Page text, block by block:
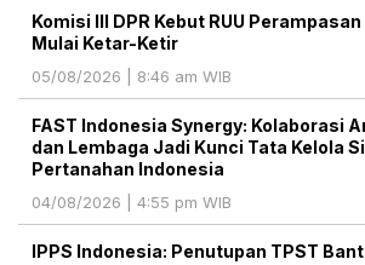
Komisi III DPR Kebut RUU
Mulai Ketar-Ketir
05/08/2026 | 8:46 am WIB
FAST Indonesia Synergy: Kolaborasi
dan Lembaga Jadi Kunci Tata Kelola
Pertanahan Indonesia
04/08/2026 | 4:55 pm WIB
IPPS Indonesia: Penutupan TPST